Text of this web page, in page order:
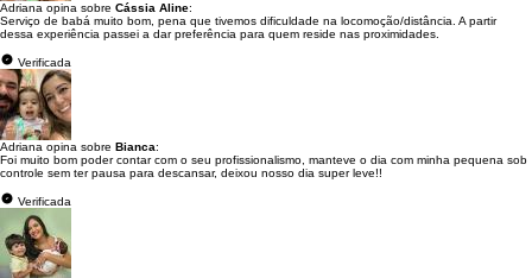
Adriana opina sobre Cássia Aline:
Serviço de babá muito bom, pena que tivemos dificuldade na locomoção/distância. A partir
dessa experiência passei a dar preferência para quem reside nas proximidades.
Verificada
Adriana opina sobre Bianca:
Foi muito bom poder contar com o seu profissionalismo, manteve o dia com minha pequena sob
controle sem ter pausa para descansar, deixou nosso dia super leve!!
Verificada